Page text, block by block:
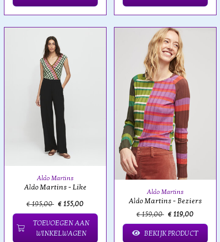
Aldo Martins
Aldo Martins - Like
€ 195,00 € 155,00
TOEVOEGEN AAN
WINKELWAGEN
Aldo Martins
Aldo Martins - Beziers
€ 159,00 € 119,00
BEKIJK PRODUCT